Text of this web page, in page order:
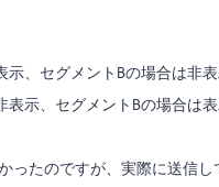
示、セグメントBの場合は非表
表示、セグメントBの場合は表
ったのですが、実際に送信し